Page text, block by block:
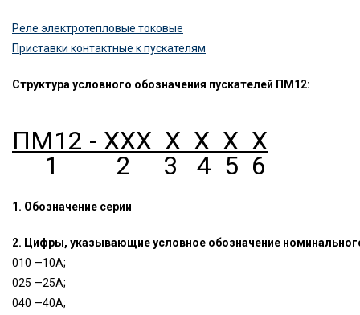
Реле электротепловые токовые
Приставки контактные к пускателям
Структура условного обозначения пускателей ПМ12:
ПМ12 - ХХХ Х Х Х Х
1 2 3 4 5 6
1. Обозначение серии
2. Цифры, указывающие условное обозначение
010 —10А;
025 —25А;
040 —40А;